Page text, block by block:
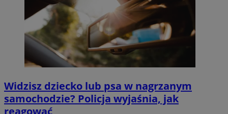
Widzisz dziecko lub psa w nagrzanym
samochodzie? Policja wyjaśnia, jak